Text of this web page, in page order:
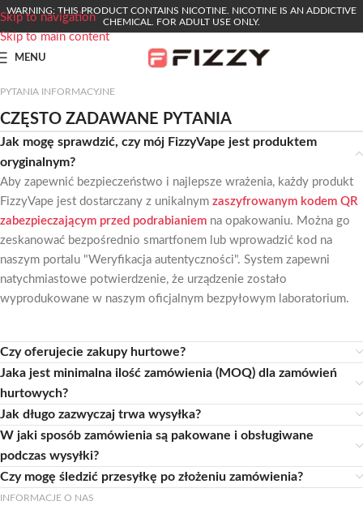
Skip to navigation
Skip to main content
WARNING: THIS PRODUCT CONTAINS NICOTINE. NICOTINE IS AN ADDICTIVE
CHEMICAL. FOR ADULT USE ONLY.
MENU
PYTANIA INFORMACYJNE
CZĘSTO ZADAWANE PYTANIA
Jak mogę sprawdzić, czy mój FizzyVape jest produktem
oryginalnym?
Aby zapewnić bezpieczeństwo i najlepsze wrażenia, każdy produkt
FizzyVape jest dostarczany z unikalnym zaszyfrowanym kodem QR
zabezpieczającym przed podrabianiem na opakowaniu. Można go
zeskanować bezpośrednio smartfonem lub wprowadzić kod na
naszym portalu "Weryfikacja autentyczności". System zapewni
natychmiastowe potwierdzenie, że urządzenie zostało
wyprodukowane w naszym oficjalnym bezpyłowym laboratorium.
Czy oferujecie zakupy hurtowe?
Jaka jest minimalna ilość zamówienia (MOQ) dla zamówień
hurtowych?
Jak długo zazwyczaj trwa wysyłka?
W jaki sposób zamówienia są pakowane i obsługiwane
podczas wysyłki?
Czy mogę śledzić przesyłkę po złożeniu zamówienia?
INFORMACJE O NAS